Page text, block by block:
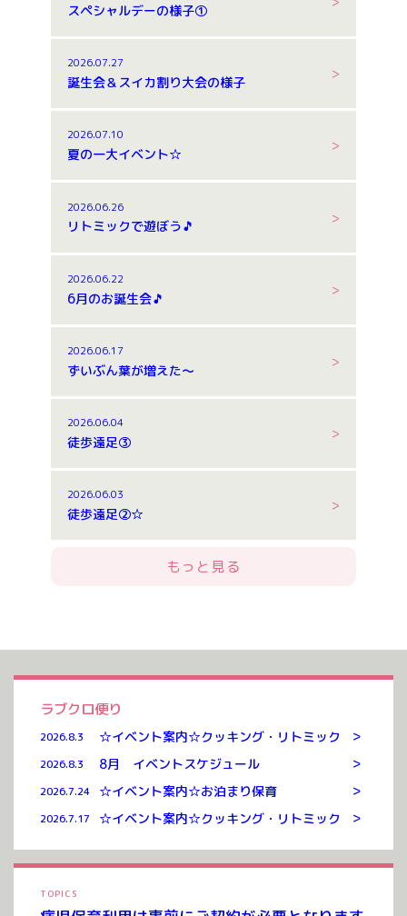
スペシャルデーの様子①
2026.07.27
誕生会＆スイカ割り大会の様子
2026.07.10
夏の一大イベント☆
2026.06.26
リトミックで遊ぼう🎵
2026.06.22
6月のお誕生会🎵
2026.06.17
ずいぶん葉が増えた～
2026.06.04
徒歩遠足③
2026.06.03
徒歩遠足②☆
もっと見る
TOPICS
ラブクロ便り
2026.8.3 ☆イベント案内☆クッキング・リトミック >
2026.8.3 8月 イベントスケジュール >
2026.7.24 ☆イベント案内☆お泊まり保育 >
2026.7.17 ☆イベント案内☆クッキング・リトミック >